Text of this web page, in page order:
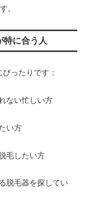
。
に合う人
ったりです：
ない忙しい方
い方
毛したい方
脱毛器を探してい